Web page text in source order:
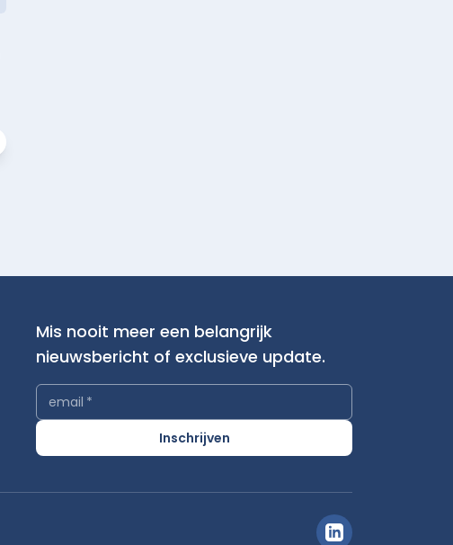
Mis nooit meer een belangrijk
nieuwsbericht of exclusieve update.
email *
Inschrijven